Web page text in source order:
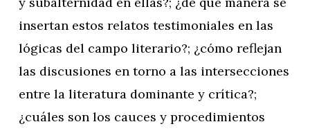
insertan estos relatos testimoniales en las
lógicas del campo literario?; ¿cómo reflejan
las discusiones en torno a las intersecciones
entre la literatura dominante y crítica?;
¿cuáles son los cauces y procedimientos